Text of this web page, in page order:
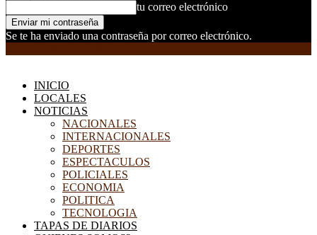
tu correo electrónico
Se te ha enviado una contraseña por correo electrónico.
INICIO
LOCALES
NOTICIAS
NACIONALES
INTERNACIONALES
DEPORTES
ESPECTACULOS
POLICIALES
ECONOMIA
POLITICA
TECNOLOGIA
TAPAS DE DIARIOS